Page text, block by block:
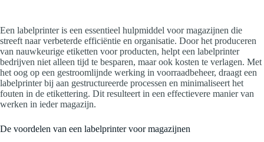
Een labelprinter is een essentieel hulpmiddel voor magazijnen die
streeft naar verbeterde efficiëntie en organisatie. Door het produceren
van nauwkeurige etiketten voor producten, helpt een labelprinter
bedrijven niet alleen tijd te besparen, maar ook kosten te verlagen. Met
het oog op een gestroomlijnde werking in voorraadbeheer, draagt een
labelprinter bij aan gestructureerde processen en minimaliseert het
fouten in de etikettering. Dit resulteert in een effectievere manier van
werken in ieder magazijn.
De voordelen van een labelprinter voor magazijnen